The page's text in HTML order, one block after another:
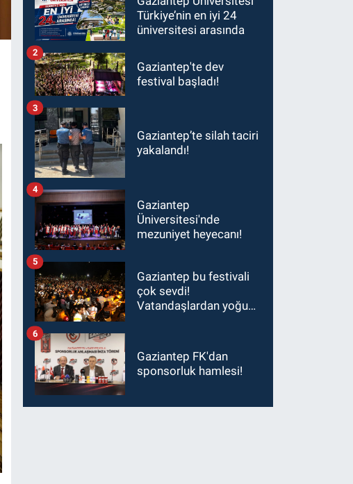
Türkiye’nin en iyi 24
üniversitesi arasında
Gaziantep'te dev
festival başladı!
2
Gaziantep’te silah taciri
yakalandı!
3
Gaziantep
Üniversitesi'nde
mezuniyet heyecanı!
4
Gaziantep bu festivali
çok sevdi!
Vatandaşlardan yoğun
5
Gaziantep FK'dan
sponsorluk hamlesi!
6